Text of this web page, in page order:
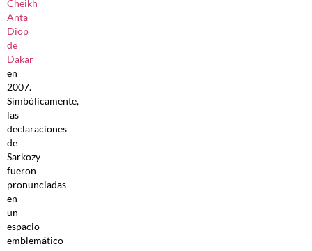
Cheikh
Anta
Diop
de
Dakar
en
2007.
Simbólicamente,
las
declaraciones
de
Sarkozy
fueron
pronunciadas
en
un
espacio
emblemático